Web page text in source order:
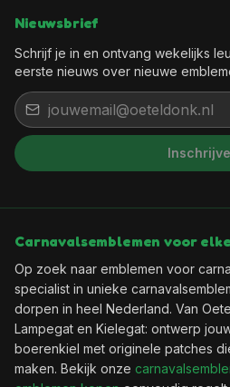
Nieuwsbrief
Schrijf je in en ontvang wekelijks
eerste nieuws over nieuwe
Carnavalsemblemen voor
Op zoek naar emblemen voor
specialist in unieke
dorpen in heel Nederland. Van
Lampegat en Kielegat: ontwerp
boerenkiel met originele patches
maken. Bekijk onze
bent
Wil je elke week een
🎟️Wekelijks een verse
✨ Als eerste de nieuwste
📬Geen spam, uitschrijven kan